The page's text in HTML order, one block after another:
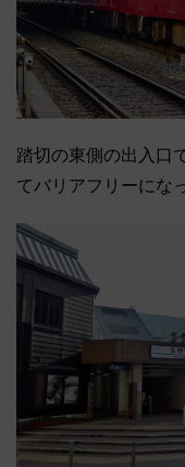
踏切の東側の出入口
てバリアフリーにな